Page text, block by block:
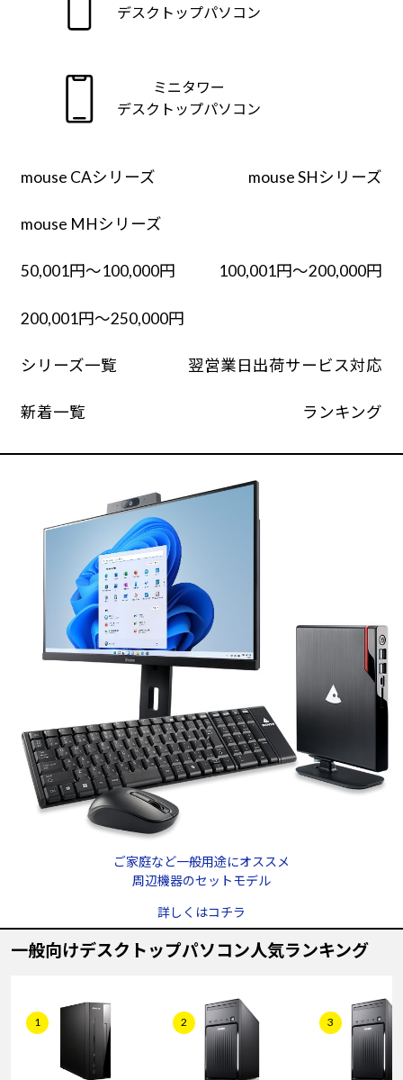
デスクトップパソコン
ミニタワー
デスクトップパソコン
mouse CAシリーズ mouse SHシリーズ
mouse MHシリーズ
50,001円～100,000円 100,001円～200,000円
200,001円～250,000円
シリーズ一覧 翌営業日出荷サービス対応
新着一覧 ランキング
ご家庭など一般用途にオススメ
周辺機器のセットモデル
詳しくはコチラ
一般向けデスクトップパソコン人気ランキング
1 2 3